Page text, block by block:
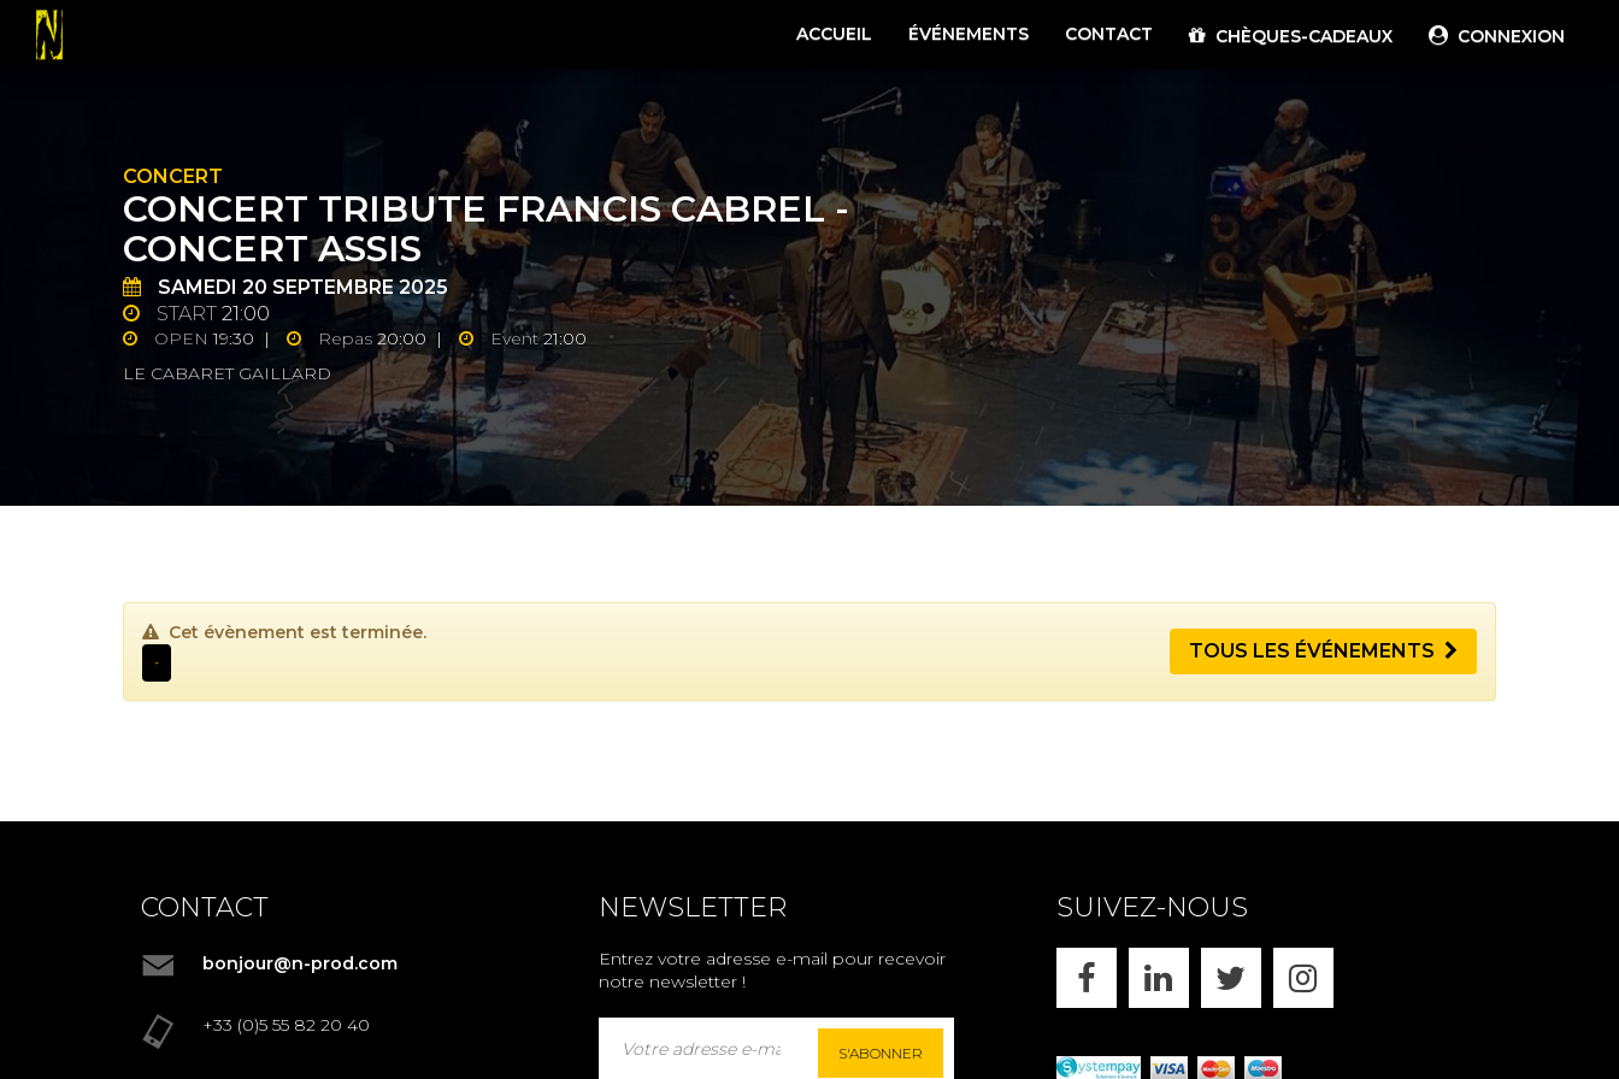
ACCUEIL ÉVÉNEMENTS CONTACT CHÈQUES-CADEAUX CONNEXION
CONCERT
CONCERT TRIBUTE FRANCIS CABREL -
CONCERT ASSIS
SAMEDI 20 SEPTEMBRE 2025
START 21:00
OPEN 19:30 | Repas 20:00 | Event21:00
LE CABARET GAILLARD
Cet évènement est terminée.
- TOUS LES ÉVÉNEMENTS
CONTACT
bonjour@n-prod.com
+33 (0)5 55 82 20 40
NEWSLETTER
Entrez votre adresse e-mail pour recevoir
notre newsletter !
S'ABONNER
SUIVEZ-NOUS
FACEBOOK